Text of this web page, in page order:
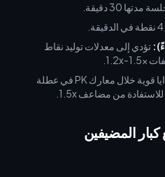
تؤدي إلى معدلات توليد نقاط
استخدم مجموعات هدايا قوية خلال معارك PK في عطلة
كبار المضيفين